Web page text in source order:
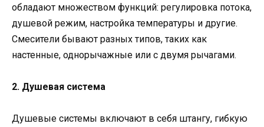
обладают множеством функций: регулировка потока,
душевой режим, настройка температуры и другие.
Смесители бывают разных типов, таких как
настенные, однорычажные или с двумя рычагами.
2. Душевая система
Душевые системы включают в себя штангу, гибкую